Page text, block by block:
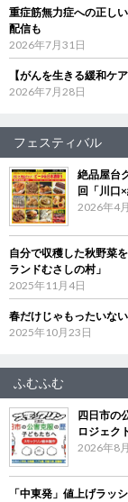
重症筋無力症への正し
配信も
2026年7月31日
【がんを生きる緩和ケ
2026年7月28日
フェスティバル
絶品屋台
回「川口
2026年4
自分で収穫した秋野菜
ランドむさしの村」
2025年11月4日
春だけじゃもったいな
2025年10月23日
ふむふむ
四日市の
ロジェク
2026年8
「中東発」値上げラ